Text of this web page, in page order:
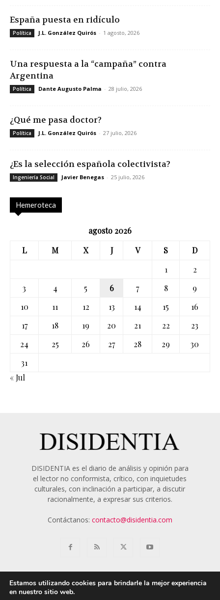
España puesta en ridículo
Política J.L. González Quirós - 1 agosto, 2026
Una respuesta a la “campaña” contra
Argentina
Política Dante Augusto Palma - 28 julio, 2026
¿Qué me pasa doctor?
Política J.L. González Quirós - 27 julio, 2026
¿Es la selección española colectivista?
Ingeniería Social Javier Benegas - 25 julio, 2026
Hemeroteca
agosto 2026
L
M X J V S
D
1
2
3
4 5 6 7 8
9
10
11 12 13 14 15
16
17
18 19 20 21 22
23
24
25 26 27 28 29
30
31
« Jul
DISIDENTIA es el diario de análisis y opinión para
el lector no conformista, crítico, con inquietudes
culturales, con inclinación a participar, a discutir
racionalmente, a expresar sus criterios.
Contáctanos: contacto@disidentia.com
Estamos utilizando cookies para brindarle la mejor experiencia
en nuestro sitio web.